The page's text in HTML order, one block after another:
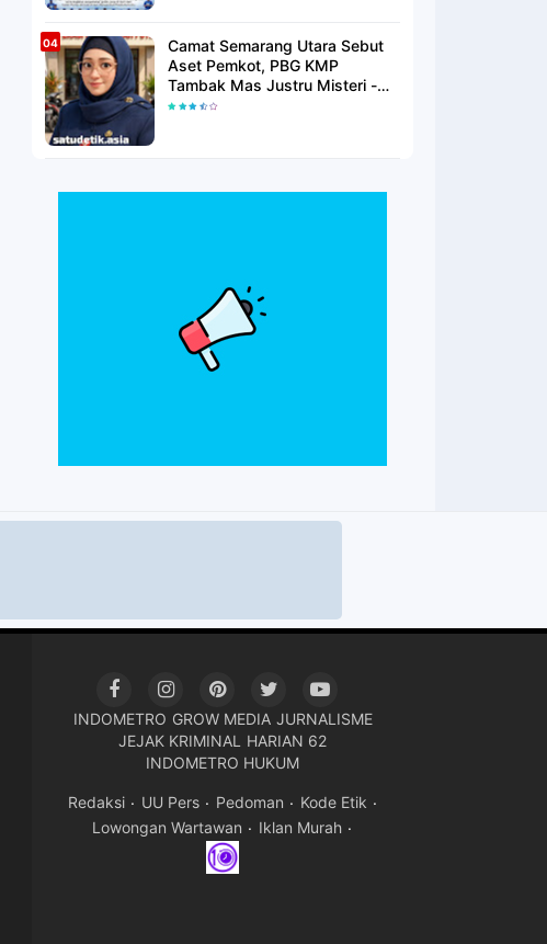
Camat Semarang Utara Sebut
Aset Pemkot, PBG KMP
Tambak Mas Justru Misteri -
Warga Menunggu Kepastian
INDOMETRO GROW MEDIA JURNALISME
JEJAK KRIMINAL
HARIAN 62
INDOMETRO HUKUM
Redaksi UU Pers Pedoman
Kode Etik
Lowongan Wartawan
Iklan Murah